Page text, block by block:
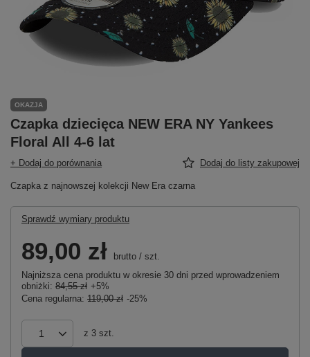
OKAZJA
Czapka dziecięca NEW ERA NY Yankees
Floral All 4-6 lat
+ Dodaj do porównania Dodaj do listy zakupowej
Czapka z najnowszej kolekcji New Era czarna
Sprawdź wymiary produktu
89,00 zł brutto / szt.
Najniższa cena produktu w okresie 30 dni przed wprowadzeniem
obniżki: 84,55 zł +5%
Cena regularna: 119,00 zł -25%
z 3 szt.